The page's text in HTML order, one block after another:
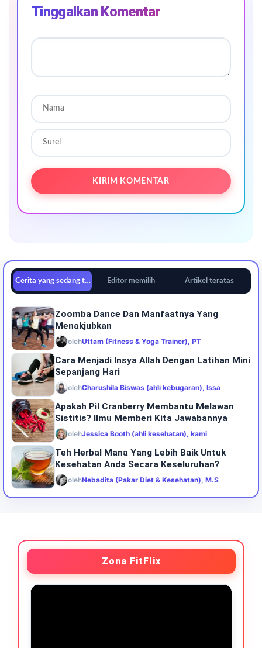
Tinggalkan Komentar
Cerita yang sedang tren Editor memilih Artikel teratas
Zoomba Dance Dan Manfaatnya Yang
Menakjubkan
olehUttam (Fitness & Yoga Trainer), PT
Cara Menjadi Insya Allah Dengan Latihan Mini
Sepanjang Hari
olehCharushila Biswas (ahli kebugaran), Issa
Apakah Pil Cranberry Membantu Melawan
Sistitis? Ilmu Memberi Kita Jawabannya
olehJessica Booth (ahli kesehatan), kami
Teh Herbal Mana Yang Lebih Baik Untuk
Kesehatan Anda Secara Keseluruhan?
olehNebadita (Pakar Diet & Kesehatan), M.S
Zona FitFlix